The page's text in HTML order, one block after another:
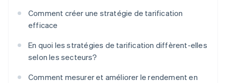
Comment créer une stratégie de tarification
efficace
En quoi les stratégies de tarification diffèrent-elles
selon les secteurs?
Comment mesurer et améliorer le rendement en